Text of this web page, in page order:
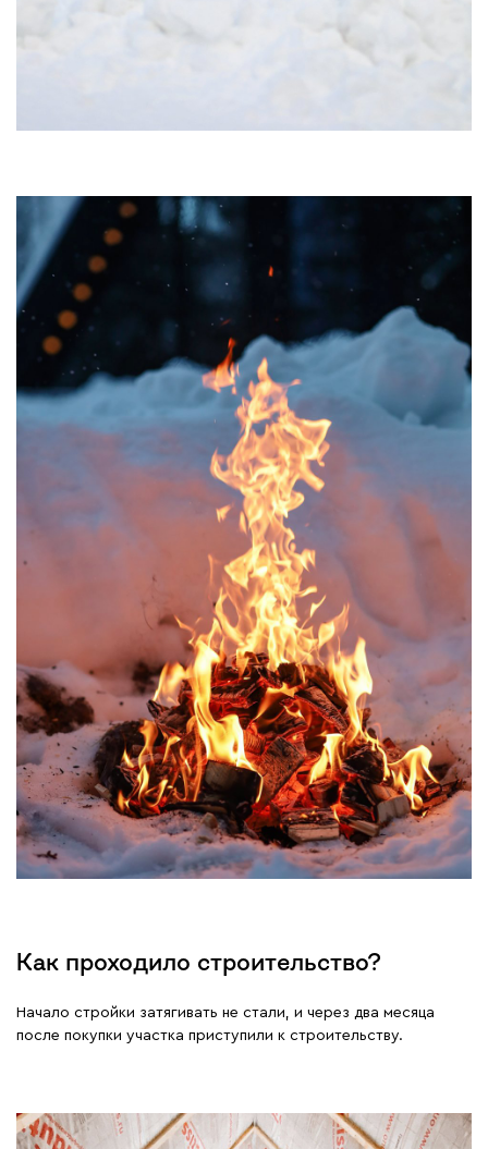
Как проходило строительство?
Начало стройки затягивать не стали, и через два месяца
после покупки участка приступили к строительству.